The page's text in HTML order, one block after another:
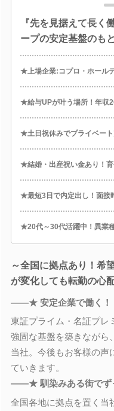
『先を見据えて長く
ープの安定基盤のも
★上場企業:コプロ・ホール
★給与UPが叶う場所！年収
★土日祝休みでプライベー
★結婚・出産祝い金あり！育
★最短3日で内定出し！面接
★20代～30代活躍中！異業
～全国に拠点あり！希
が変化しても転勤の心
――★ 安定企業で働く！
東証プライム・名証プレ
強固な基盤を築きながら
当社。今後もお客様の声
ていきます。
――★ 馴染みある街でず
全国各地に拠点を置く当